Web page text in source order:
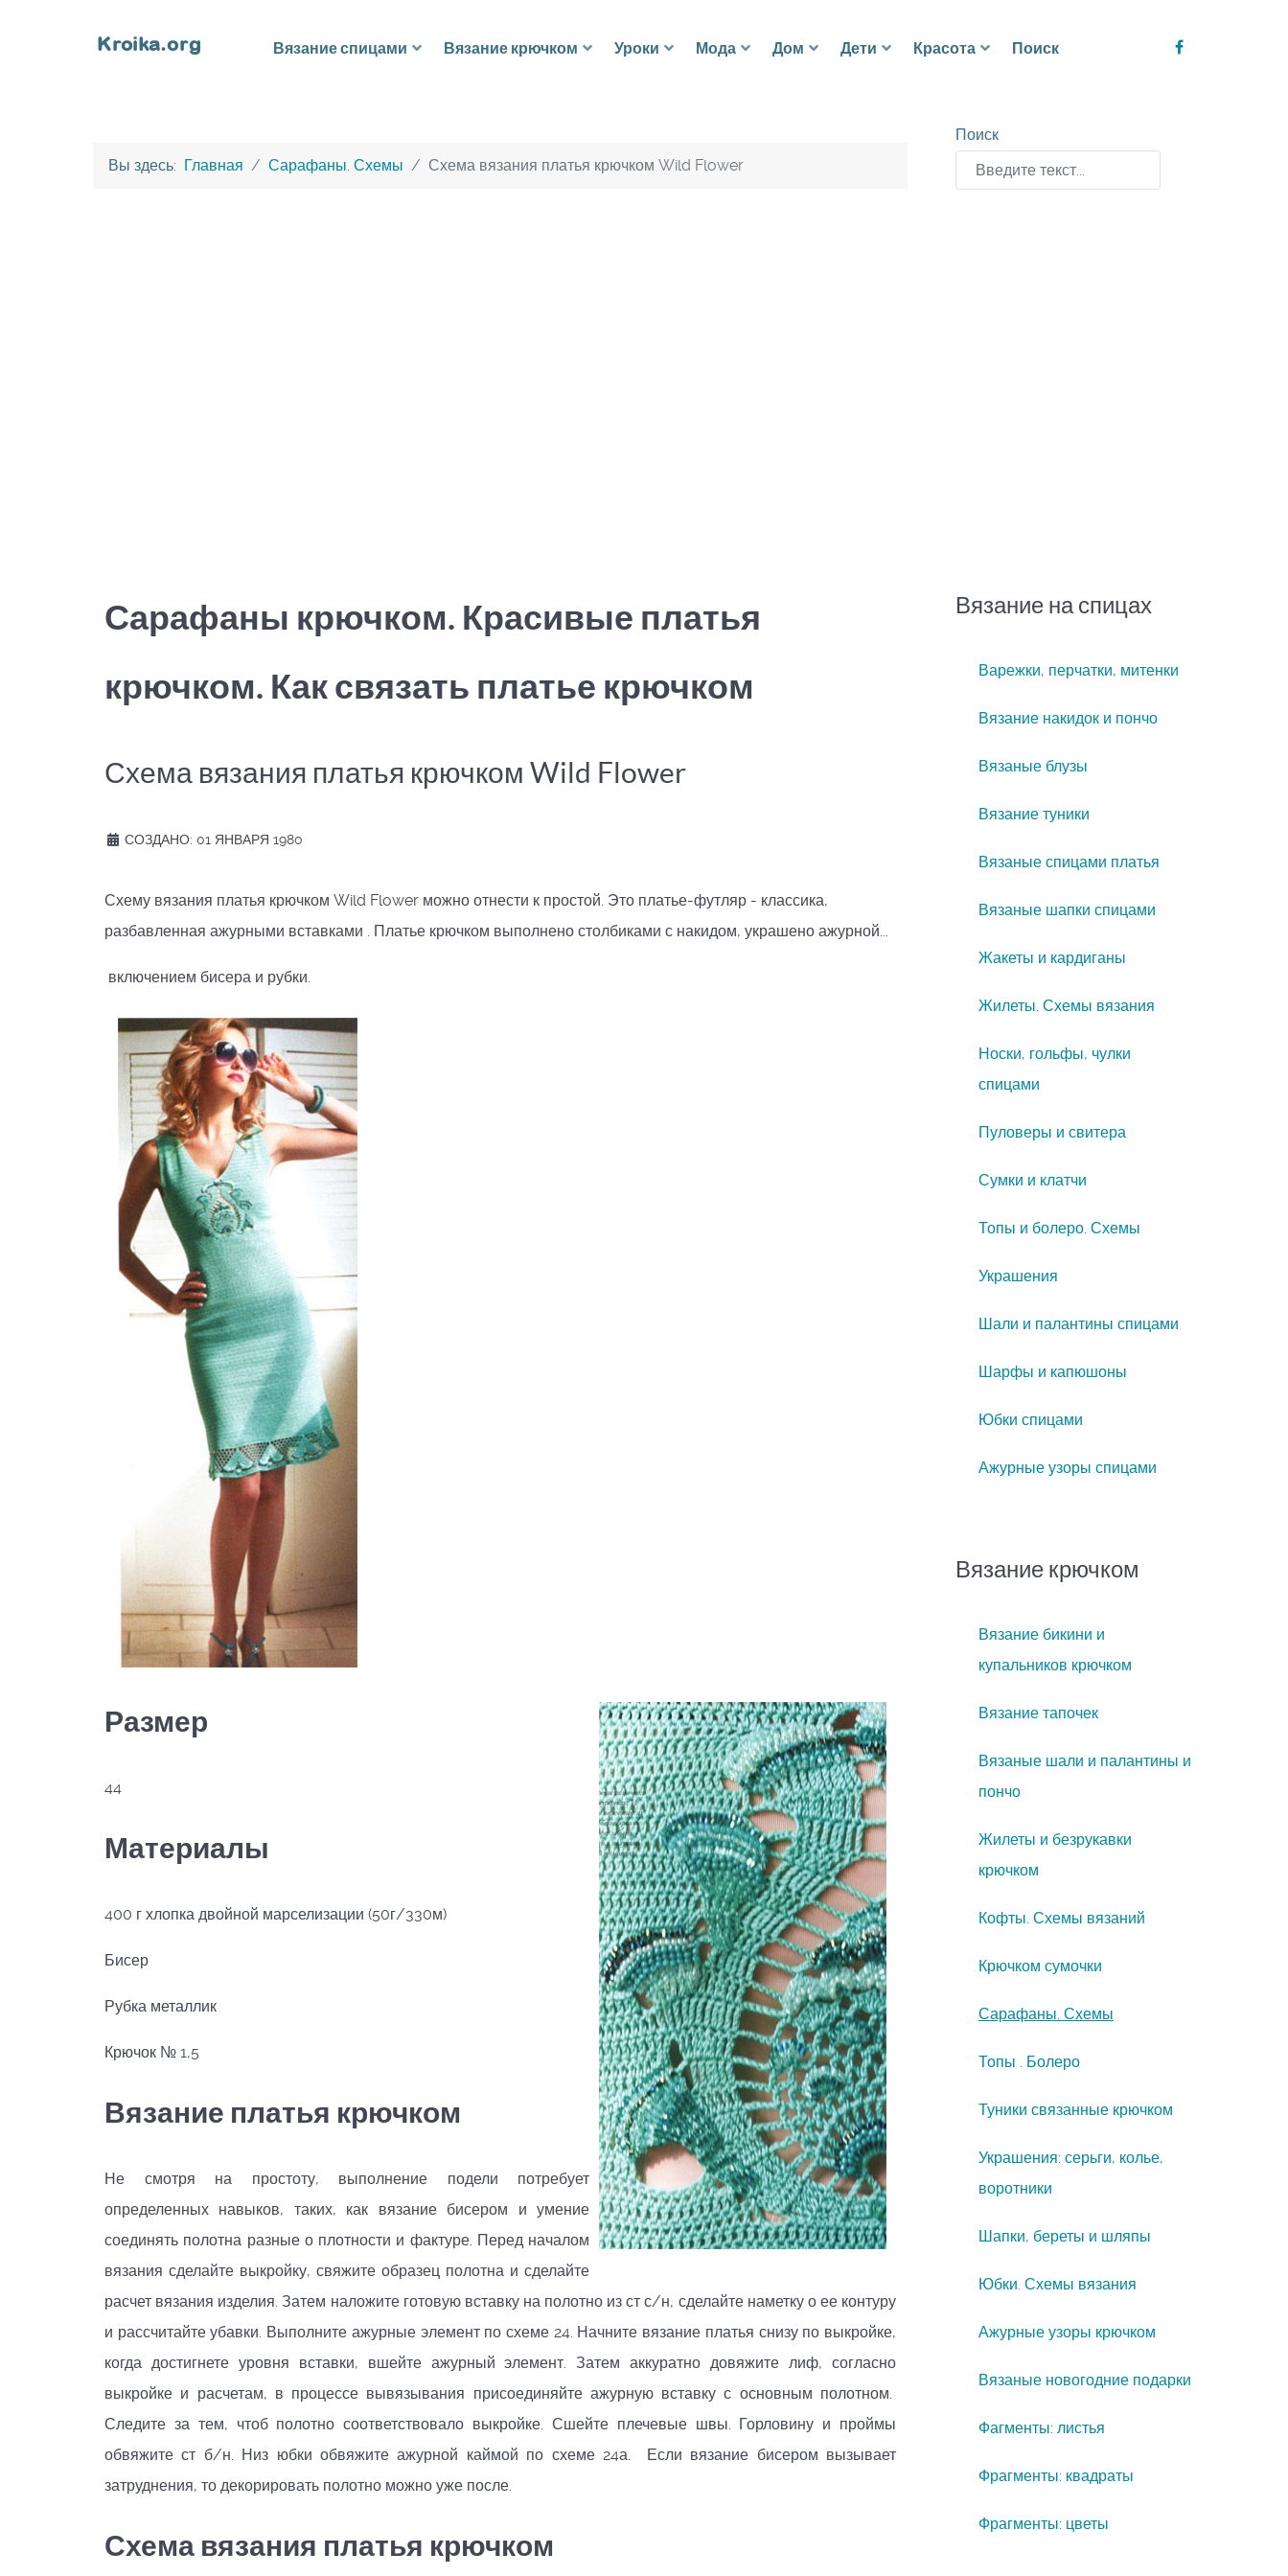
Вязание спицами Вязание крючком Уроки Мода Дом Дети Красота Поиск
Вы здесь: Главная Сарафаны. Схемы Схема вязания платья крючком Wild Flower
Поиск
Сарафаны крючком. Красивые платья
крючком. Как связать платье крючком
Схема вязания платья крючком Wild Flower
СОЗДАНО: 01 ЯНВАРЯ 1980
Схему вязания платья крючком Wild Flower можно отнести к простой. Это платье-футляр - классика,
разбавленная ажурными вставками . Платье крючком выполнено столбиками с накидом, украшено ажурной...
включением бисера и рубки.
Размер
44
Материалы
400 г хлопка двойной марселизации (50г/330м)
Бисер
Рубка металлик
Крючок № 1,5
Вязание платья крючком
Не смотря на простоту, выполнение подели потребует
определенных навыков, таких, как вязание бисером и умение
соединять полотна разные о плотности и фактуре. Перед началом
вязания сделайте выкройку, свяжите образец полотна и сделайте
расчет вязания изделия. Затем наложите готовую вставку на полотно из ст с/н, сделайте наметку о ее контуру
и рассчитайте убавки. Выполните ажурные элемент по схеме 24. Начните вязание платья снизу по выкройке,
когда достигнете уровня вставки, вшейте ажурный элемент. Затем аккуратно довяжите лиф, согласно
выкройке и расчетам, в процессе вывязывания присоединяйте ажурную вставку с основным полотном.
Следите за тем, чтоб полотно соответствовало выкройке. Сшейте плечевые швы. Горловину и проймы
обвяжите ст б/н. Низ юбки обвяжите ажурной каймой по схеме 24а. Если вязание бисером вызывает
затруднения, то декорировать полотно можно уже после.
Схема вязания платья крючком
Вязание на спицах
Варежки, перчатки, митенки
Вязание накидок и пончо
Вязаные блузы
Вязание туники
Вязаные спицами платья
Вязаные шапки спицами
Жакеты и кардиганы
Жилеты. Схемы вязания
Носки, гольфы, чулки
спицами
Пуловеры и свитера
Сумки и клатчи
Топы и болеро. Схемы
Украшения
Шали и палантины спицами
Шарфы и капюшоны
Юбки спицами
Ажурные узоры спицами
Вязание крючком
Вязание бикини и
купальников крючком
Вязание тапочек
Вязаные шали и палантины и
пончо
Жилеты и безрукавки
крючком
Кофты. Схемы вязаний
Крючком сумочки
Сарафаны. Схемы
Топы . Болеро
Туники связанные крючком
Украшения: серьги, колье,
воротники
Шапки, береты и шляпы
Юбки. Схемы вязания
Ажурные узоры крючком
Вязаные новогодние подарки
Фагменты: листья
Фрагменты: квадраты
Фрагменты: цветы